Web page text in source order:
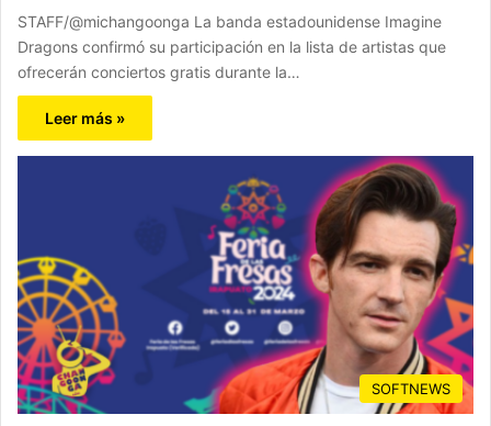
STAFF/@michangoonga La banda estadounidense Imagine
Dragons confirmó su participación en la lista de artistas que
ofrecerán conciertos gratis durante la…
Leer más »
SOFTNEWS